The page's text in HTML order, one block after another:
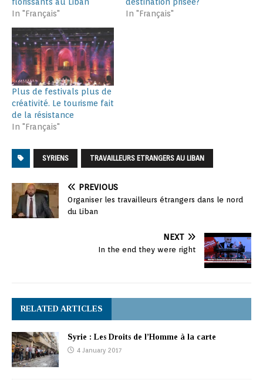
In "Français"
In "Français"
Plus de festivals plus de
créativité. Le tourisme fait
de la résistance
In "Français"
SYRIENS TRAVAILLEURS ETRANGERS AU LIBAN
PREVIOUS
Organiser les travailleurs étrangers dans le nord
du Liban
NEXT
In the end they were right
RELATED ARTICLES
Syrie : Les Droits de l’Homme à la carte
4 January 2017